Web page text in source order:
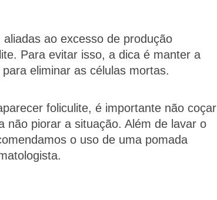
ao excesso de produção
Para evitar isso, a dica é manter a
eliminar as células mortas.
foliculite, é importante não coçar
não piorar a situação. Além de lavar o
o uso de uma pomada